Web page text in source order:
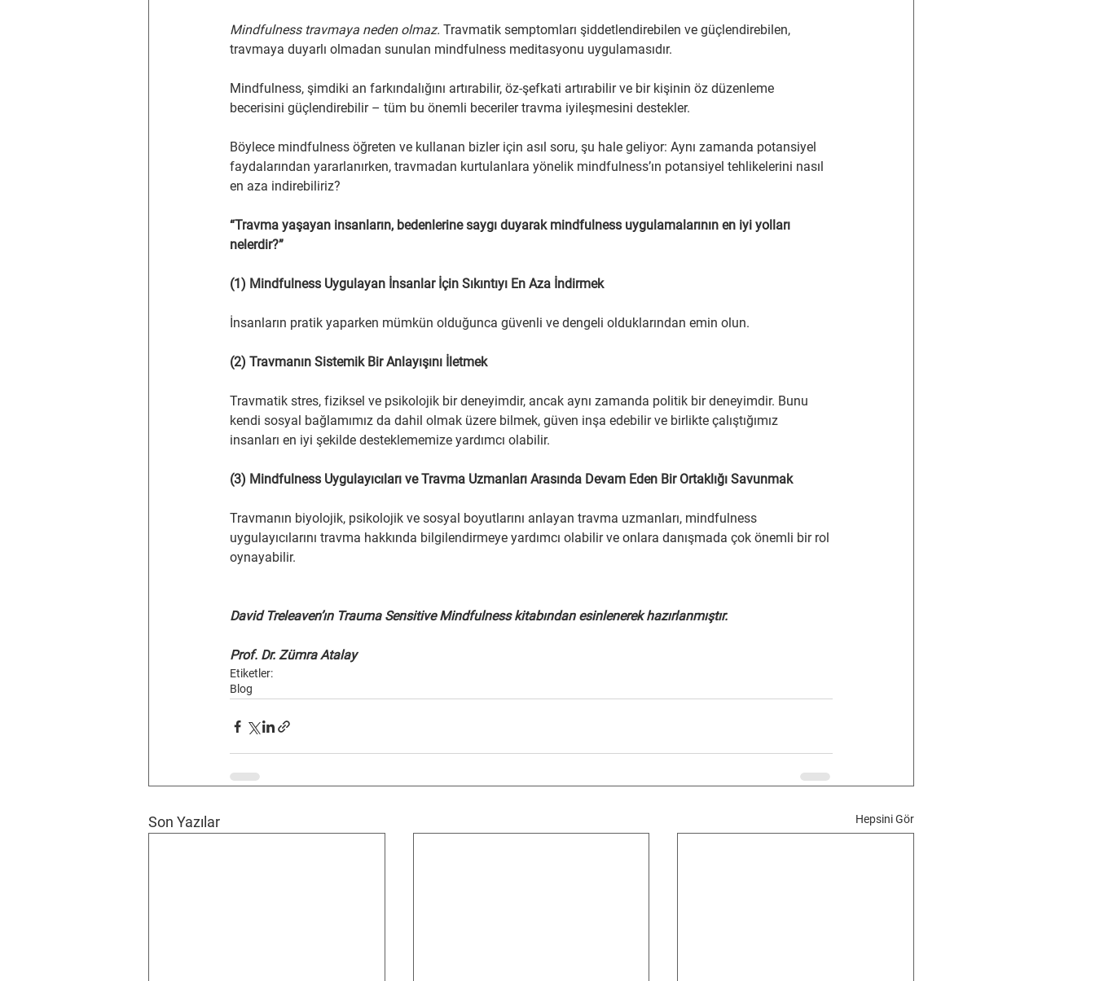
Mindfulness travmaya neden olmaz. Travmatik semptomları şiddetlendirebilen ve güçlendirebilen,
travmaya duyarlı olmadan sunulan mindfulness meditasyonu uygulamasıdır.
Mindfulness, şimdiki an farkındalığını artırabilir, öz-şefkati artırabilir ve bir kişinin öz düzenleme
becerisini güçlendirebilir – tüm bu önemli beceriler travma iyileşmesini destekler.
Böylece mindfulness öğreten ve kullanan bizler için asıl soru, şu hale geliyor: Aynı zamanda potansiyel
faydalarından yararlanırken, travmadan kurtulanlara yönelik mindfulness’ın potansiyel tehlikelerini nasıl
en aza indirebiliriz?
“Travma yaşayan insanların, bedenlerine saygı duyarak mindfulness uygulamalarının en iyi yolları
nelerdir?”
(1) Mindfulness Uygulayan İnsanlar İçin Sıkıntıyı En Aza İndirmek
İnsanların pratik yaparken mümkün olduğunca güvenli ve dengeli olduklarından emin olun.
(2) Travmanın Sistemik Bir Anlayışını İletmek
Travmatik stres, fiziksel ve psikolojik bir deneyimdir, ancak aynı zamanda politik bir deneyimdir. Bunu
kendi sosyal bağlamımız da dahil olmak üzere bilmek, güven inşa edebilir ve birlikte çalıştığımız
insanları en iyi şekilde desteklememize yardımcı olabilir.
(3) Mindfulness Uygulayıcıları ve Travma Uzmanları Arasında Devam Eden Bir Ortaklığı Savunmak
Travmanın biyolojik, psikolojik ve sosyal boyutlarını anlayan travma uzmanları, mindfulness
uygulayıcılarını travma hakkında bilgilendirmeye yardımcı olabilir ve onlara danışmada çok önemli bir rol
oynayabilir.
David Treleaven’ın Trauma Sensitive Mindfulness kitabından esinlenerek hazırlanmıştır.
Prof. Dr. Zümra Atalay
Etiketler:
Blog
Son Yazılar Hepsini Gör